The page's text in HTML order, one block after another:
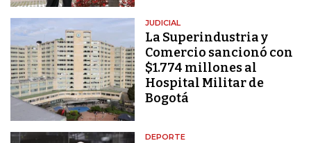
JUDICIAL
La Superindustria y
Comercio sancionó con
$1.774 millones al
Hospital Militar de
Bogotá
DEPORTE